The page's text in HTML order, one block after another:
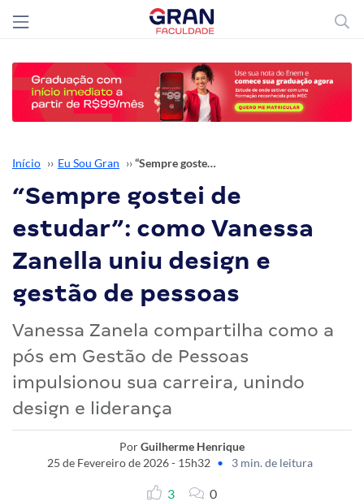
Início ›› Eu Sou Gran ›› “Sempre gostei de estudar”: como Vanessa Zanella uniu design e gestão de pessoas
“Sempre gostei de
estudar”: como Vanessa
Zanella uniu design e
gestão de pessoas
Vanessa Zanela compartilha como a
pós em Gestão de Pessoas
impulsionou sua carreira, unindo
design e liderança
PorGuilherme Henrique
25 de Fevereiro de 2026 - 15h32 • 3 min. de leitura
3 0